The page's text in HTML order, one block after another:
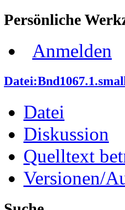
Persönliche
Anmelden
Datei
Diskussion
Quelltext
Versionen/